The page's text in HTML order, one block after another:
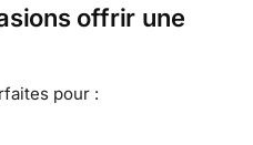
offrir une
pour :